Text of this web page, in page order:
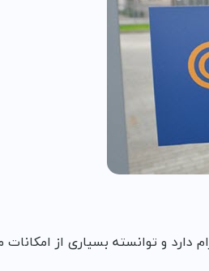
و توانسته بسیاری از امکانات